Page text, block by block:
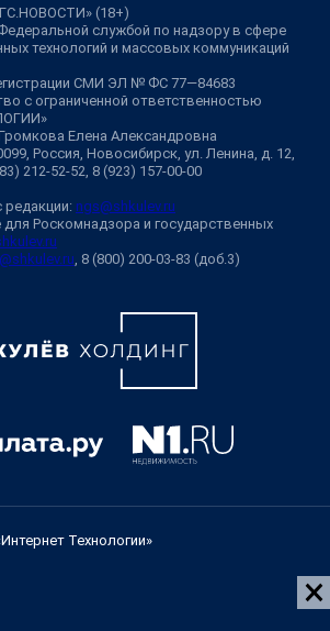
(18+)
службой по надзору в сфере
технологий и массовых коммуникаций
СМИ ЭЛ № ФС 77—84683
с ограниченной ответственностью
Елена Александровна
Россия, Новосибирск, ул. Ленина, д. 12,
212-52-52, 8 (923) 157-00-00
ngs@shkulev.ru
Роскомнадзора и государственных
, 8 (800) 200-03-83 (доб.3)
Технологии»